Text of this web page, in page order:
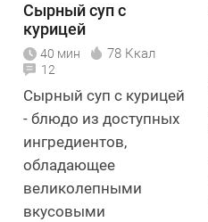
Сырный суп с
курицей
40 мин 78 Ккал
12
Сырный суп с курицей
- блюдо из доступных
ингредиентов,
обладающее
великолепными
вкусовыми